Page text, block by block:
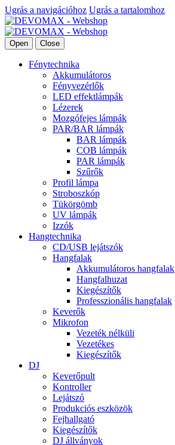
Ugrás a navigációhoz Ugrás a tartalomhoz
Open Close
Fénytechnika
Akkumulátoros
Fényvezérlők
LED effektlámpák
Lézerek
Mozgófejes lámpák
PAR/BAR lámpák
BAR lámpák
COB lámpák
PAR lámpák
Szűrők
Profil lámpa
Stroboszkóp
Tükörgömb
UV lámpák
Izzók
Hangtechnika
CD/USB lejátszók
Hangfalak
Akkumulátoros hangfalak
Hangfalhuzat
Kiegészítők
Professzionális hangfalak
Keverők
Mikrofon
Vezeték nélküli
Vezetékes
Kiegészítők
DJ
Keverőpult
Kontroller
Lejátszó
Produkciós eszközök
Fejhallgató
Kiegészítők
DJ állványok